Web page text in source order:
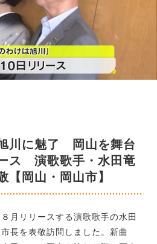
川に魅了 岡山を舞台
ス 演歌歌手・水田竜
【岡山・岡山市】
月リリースする演歌歌手の水田
長を表敬訪問しました。新曲